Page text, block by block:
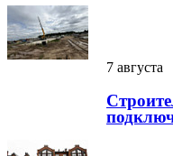
7 августа